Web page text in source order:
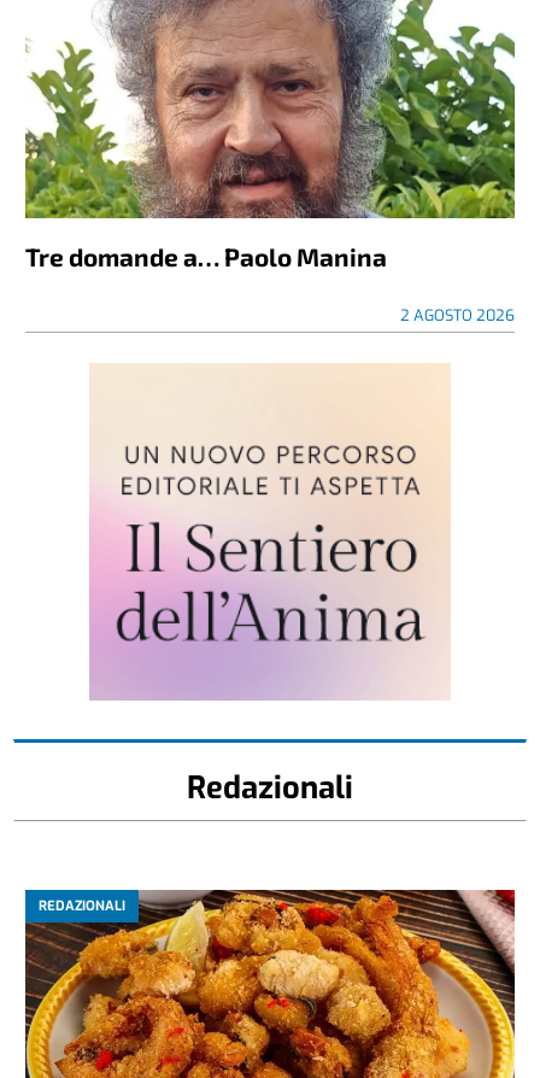
Tre domande a… Paolo Manina
2 AGOSTO 2026
Redazionali
REDAZIONALI